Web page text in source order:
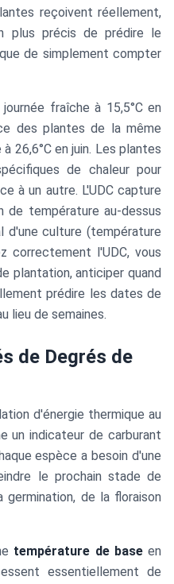
reçoivent réellement,
plus précis de prédire le
de simplement compter
fraîche à 15,5°C en
des plantes de la même
26,6°C en juin. Les plantes
de chaleur pour
à un autre. L'UDC capture
de température au-dessus
d'une culture (température
correctement l'UDC, vous
plantation, anticiper quand
prédire les dates de
lieu de semaines.
de Degrés de
d'énergie thermique au
un indicateur de carburant
espèce a besoin d'une
le prochain stade de
germination, de la floraison
température de baseen
essentiellement de